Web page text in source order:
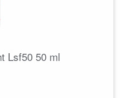
Lsf50 50 ml